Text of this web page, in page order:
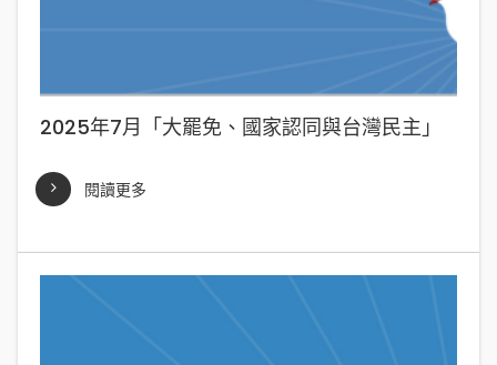
2025年7月「大罷免、國家認同與台灣民主」
閱讀更多